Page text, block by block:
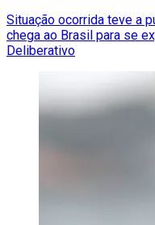
Situação ocorrida teve a
chega ao Brasil para se
Deliberativo